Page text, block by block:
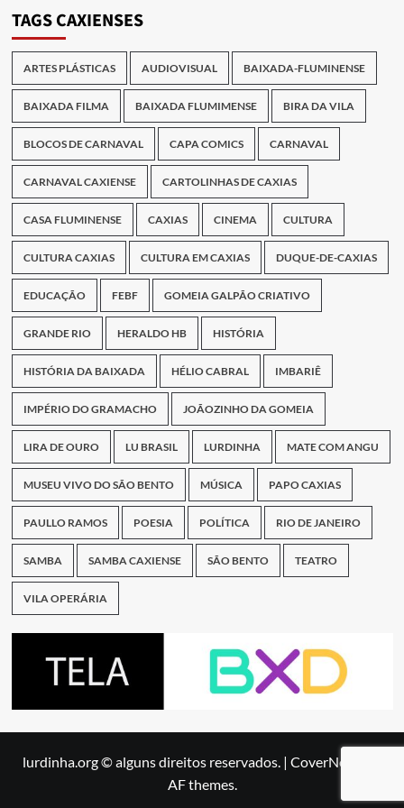
TAGS CAXIENSES
ARTES PLÁSTICAS AUDIOVISUAL BAIXADA-FLUMINENSE
BAIXADA FILMA BAIXADA FLUMIMENSE BIRA DA VILA
BLOCOS DE CARNAVAL CAPA COMICS CARNAVAL
CARNAVAL CAXIENSE CARTOLINHAS DE CAXIAS
CASA FLUMINENSE CAXIAS CINEMA CULTURA
CULTURA CAXIAS CULTURA EM CAXIAS DUQUE-DE-CAXIAS
EDUCAÇÃO FEBF GOMEIA GALPÃO CRIATIVO
GRANDE RIO HERALDO HB HISTÓRIA
HISTÓRIA DA BAIXADA HÉLIO CABRAL IMBARIÊ
IMPÉRIO DO GRAMACHO JOÃOZINHO DA GOMEIA
LIRA DE OURO LU BRASIL LURDINHA MATE COM ANGU
MUSEU VIVO DO SÃO BENTO MÚSICA PAPO CAXIAS
PAULLO RAMOS POESIA POLÍTICA RIO DE JANEIRO
SAMBA SAMBA CAXIENSE SÃO BENTO TEATRO
VILA OPERÁRIA
lurdinha.org © alguns direitos reservados. | CoverNews
AF themes.